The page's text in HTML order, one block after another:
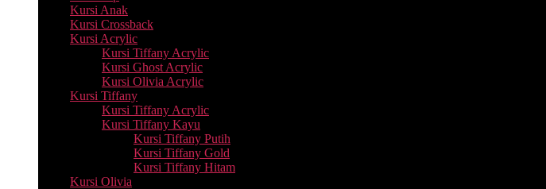
Kursi Anak
Kursi Crossback
Kursi Acrylic
Kursi Tiffany Acrylic
Kursi Ghost Acrylic
Kursi Olivia Acrylic
Kursi Tiffany
Kursi Tiffany Acrylic
Kursi Tiffany Kayu
Kursi Tiffany Putih
Kursi Tiffany Gold
Kursi Tiffany Hitam
Kursi Olivia